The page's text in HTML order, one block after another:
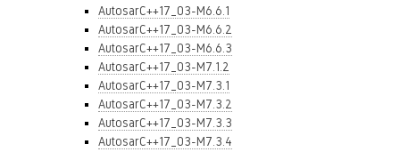
AutosarC++17_03-M6.6.1
AutosarC++17_03-M6.6.2
AutosarC++17_03-M6.6.3
AutosarC++17_03-M7.1.2
AutosarC++17_03-M7.3.1
AutosarC++17_03-M7.3.2
AutosarC++17_03-M7.3.3
AutosarC++17_03-M7.3.4